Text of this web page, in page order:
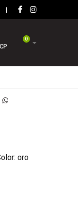
|
0
oro